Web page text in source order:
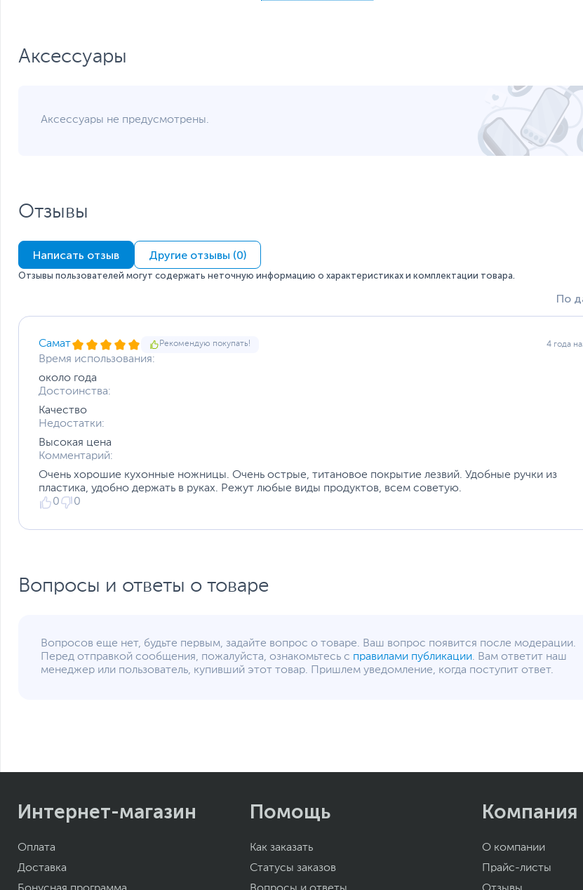
Выбирайте только лучшие кухонные принадлежности, которые прослужат долгие годы. Сталь, из которой
выполнены лезвия ножниц Xiaomi HuoHou HU0025, практически не подвержена деформации, износу и
коррозионным процессам. Вдобавок, дизайн в классическом немецком стиле делает изделие невероятно
Аксессуары
Аксессуары не предусмотрены.
Отзывы
Написать отзыв Другие отзывы (0)
Отзывы пользователей могут содержать неточную информацию о характеристиках и комплектации товара.
По
Самат Рекомендую покупать! 4 года
Время использования:
около года
Достоинства:
Качество
Недостатки:
Высокая цена
Комментарий:
Очень хорошие кухонные ножницы. Очень острые, титановое покрытие лезвий. Удобные ручки из
пластика, удобно держать в руках. Режут любые виды продуктов, всем советую.
0
0
Вопросы и ответы о товаре
Вопросов еще нет, будьте первым, задайте вопрос о товаре. Ваш вопрос появится после модерации.
Перед отправкой сообщения, пожалуйста, ознакомьтесь с правилами публикации. Вам ответит наш
менеджер или пользователь, купивший этот товар. Пришлем уведомление, когда поступит ответ.
Интернет-магазин
Оплата
Доставка
Помощь
Как заказать
Статусы заказов
Компания
О компании
Прайс-листы